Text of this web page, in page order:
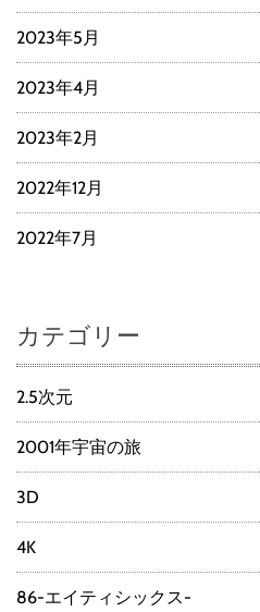
2023年5月
2023年4月
2023年2月
2022年12月
2022年7月
カテゴリー
2.5次元
2001年宇宙の旅
3D
4K
86-エイティシックス-